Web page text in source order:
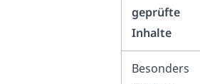
geprüfte
Inhalte
Besonders